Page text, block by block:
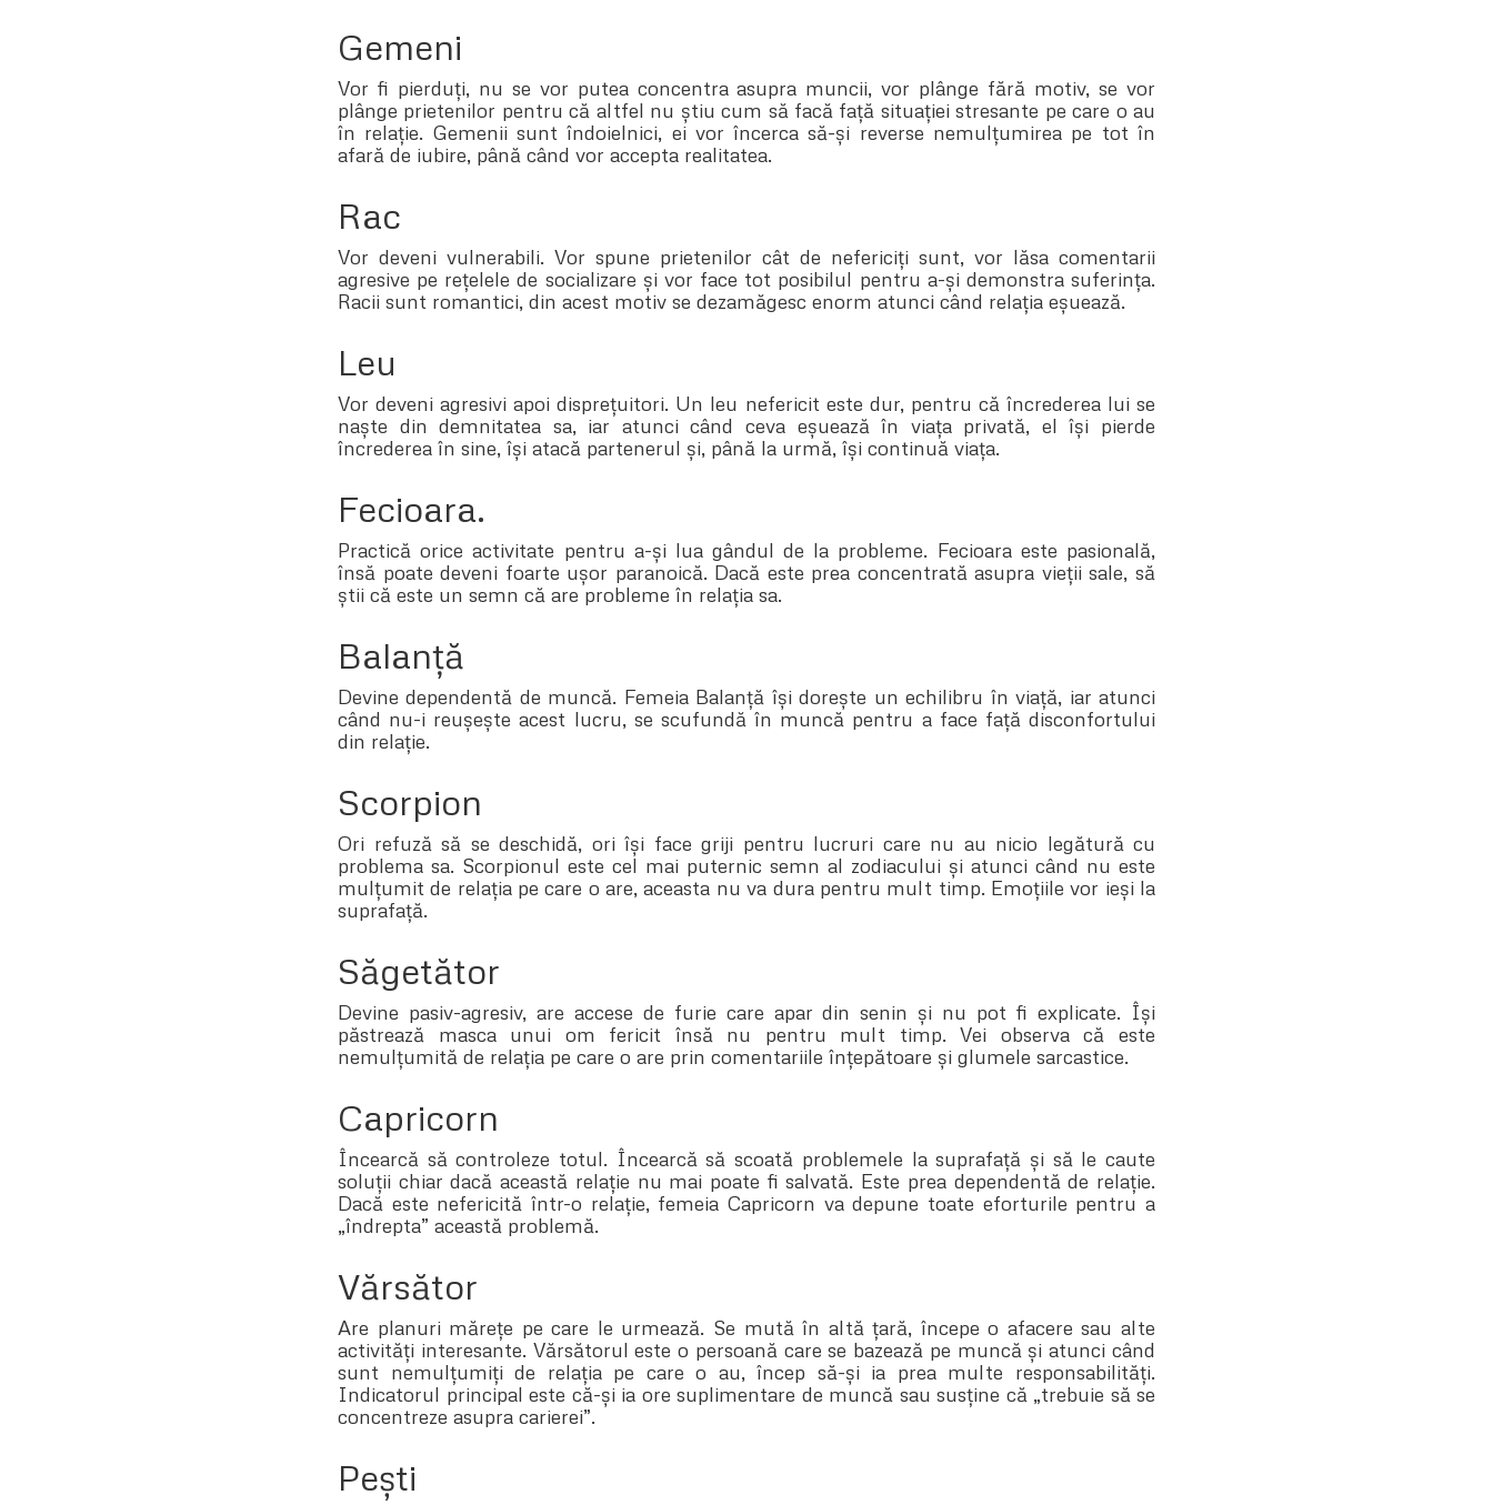
Gemeni
Vor fi pierduți, nu se vor putea concentra asupra muncii, vor plânge fără motiv, se vor
plânge prietenilor pentru că altfel nu știu cum să facă față situației stresante pe care o au
în relație. Gemenii sunt îndoielnici, ei vor încerca să-și reverse nemulțumirea pe tot în
afară de iubire, până când vor accepta realitatea.
Rac
Vor deveni vulnerabili. Vor spune prietenilor cât de nefericiți sunt, vor lăsa comentarii
agresive pe rețelele de socializare și vor face tot posibilul pentru a-și demonstra suferința.
Racii sunt romantici, din acest motiv se dezamăgesc enorm atunci când relația eșuează.
Leu
Vor deveni agresivi apoi disprețuitori. Un leu nefericit este dur, pentru că încrederea lui se
naște din demnitatea sa, iar atunci când ceva eșuează în viața privată, el își pierde
încrederea în sine, își atacă partenerul și, până la urmă, își continuă viața.
Fecioara.
Practică orice activitate pentru a-și lua gândul de la probleme. Fecioara este pasională,
însă poate deveni foarte ușor paranoică. Dacă este prea concentrată asupra vieții sale, să
știi că este un semn că are probleme în relația sa.
Balanță
Devine dependentă de muncă. Femeia Balanță își dorește un echilibru în viață, iar atunci
când nu-i reușește acest lucru, se scufundă în muncă pentru a face față disconfortului
din relație.
Scorpion
Ori refuză să se deschidă, ori își face griji pentru lucruri care nu au nicio legătură cu
problema sa. Scorpionul este cel mai puternic semn al zodiacului și atunci când nu este
mulțumit de relația pe care o are, aceasta nu va dura pentru mult timp. Emoțiile vor ieși la
suprafață.
Săgetător
Devine pasiv-agresiv, are accese de furie care apar din senin și nu pot fi explicate. Își
păstrează masca unui om fericit însă nu pentru mult timp. Vei observa că este
nemulțumită de relația pe care o are prin comentariile înțepătoare și glumele sarcastice.
Capricorn
Încearcă să controleze totul. Încearcă să scoată problemele la suprafață și să le caute
soluții chiar dacă această relație nu mai poate fi salvată. Este prea dependentă de relație.
Dacă este nefericită într-o relație, femeia Capricorn va depune toate eforturile pentru a
„îndrepta” această problemă.
Vărsător
Are planuri mărețe pe care le urmează. Se mută în altă țară, începe o afacere sau alte
activități interesante. Vărsătorul este o persoană care se bazează pe muncă și atunci când
sunt nemulțumiți de relația pe care o au, încep să-și ia prea multe responsabilități.
Indicatorul principal este că-și ia ore suplimentare de muncă sau susține că „trebuie să se
concentreze asupra carierei”.
Pești